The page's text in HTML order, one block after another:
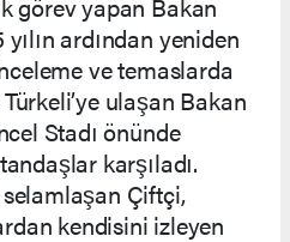
ardından yeniden
ve temaslarda
ulaşan Bakan
Stadı önünde
karşıladı.
Çiftçi,
kendisini izleyen